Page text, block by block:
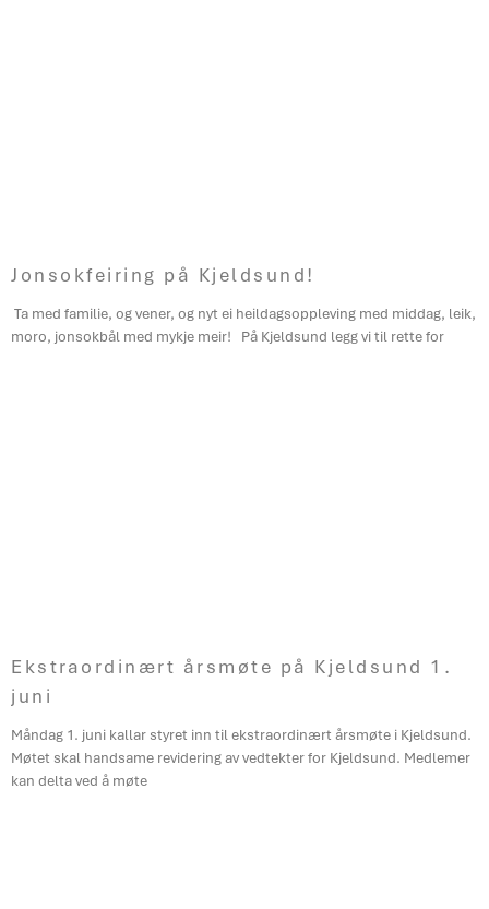
Jonsokfeiring på Kjeldsund!
Ta med familie, og vener, og nyt ei heildagsoppleving med middag, leik,
moro, jonsokbål med mykje meir! På Kjeldsund legg vi til rette for
Ekstraordinært årsmøte på Kjeldsund 1.
juni
Måndag 1. juni kallar styret inn til ekstraordinært årsmøte i Kjeldsund.
Møtet skal handsame revidering av vedtekter for Kjeldsund. Medlemer
kan delta ved å møte